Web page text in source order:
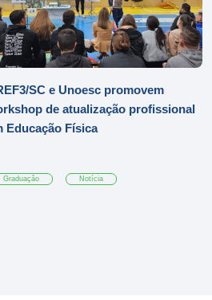
SC e Unoesc promovem
de atualização profissional
Educação Física
Graduação Notícia